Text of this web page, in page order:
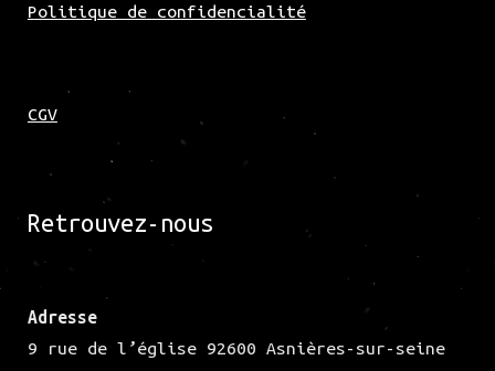
Politique de confidencialité
CGV
Retrouvez-nous
Adresse
9 rue de l’église 92600 Asnières-sur-seine